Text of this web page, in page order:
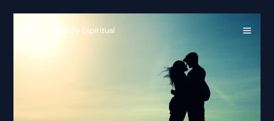
Centro Espiritual